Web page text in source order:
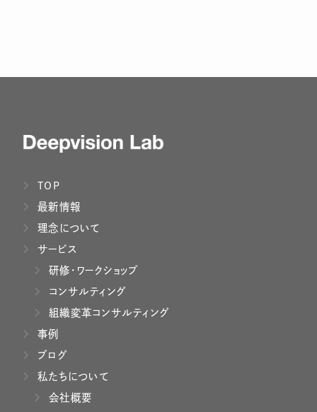
TOP
最新情報
理念について
サービス
研修・ワークショップ
コンサルティング
組織変革コンサルティング
事例
ブログ
私たちについて
会社概要